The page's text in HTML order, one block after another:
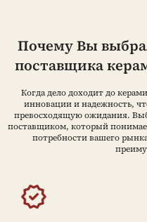
Почему Вы
поставщика
Когда дело доходит до
инновации и надежность,
превосходящую ожидания.
поставщиком, который
потребности вашего